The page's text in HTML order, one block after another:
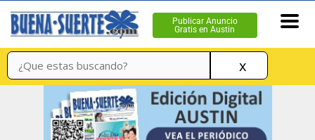
Publicar Anuncio
Gratis en Austin
x